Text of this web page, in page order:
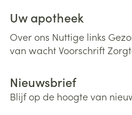
Uw apotheek
Over ons Nuttige links
van wachtVoorschrift
Nieuwsbrief
Blijf op de hoogte van